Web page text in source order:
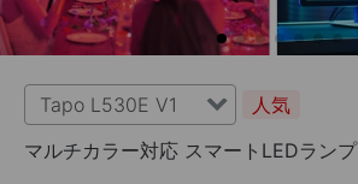
Tapo L530E V1
人気
マルチカラー対応 スマートLEDランプ